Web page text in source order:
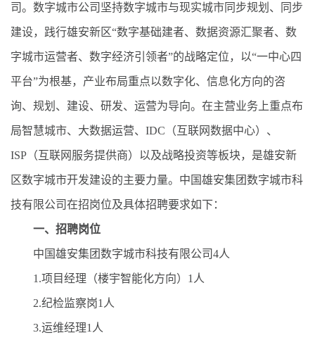
司。数字城市公司坚持数字城市与现实城市同步规划、同步
建设，践行雄安新区“数字基础建者、数据资源汇聚者、数
字城市运营者、数字经济引领者”的战略定位，以“一中心四
平台”为根基，产业布局重点以数字化、信息化方向的咨
询、规划、建设、研发、运营为导向。在主营业务上重点布
局智慧城市、大数据运营、IDC（互联网数据中心）、
ISP（互联网服务提供商）以及战略投资等板块，是雄安新
区数字城市开发建设的主要力量。中国雄安集团数字城市科
技有限公司在招岗位及具体招聘要求如下：
一、 招聘岗位
中国雄安集团数字城市科技有限公司4人
1.项目经理（楼宇智能化方向）1人
2.纪检监察岗1人
3.运维经理1人